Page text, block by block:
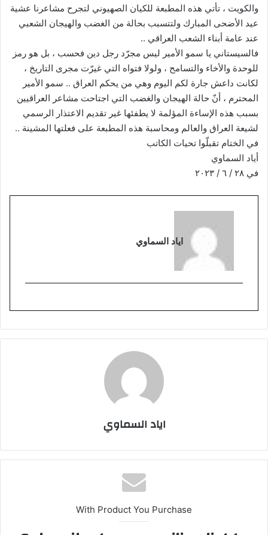
والكويت ، تأتي هذه المطبعة للكيان الصهيوني لتجرح مشاعرنا عشية
عيد الأضحى المبارك ولتتسبب بحالة من الغضب والهيجان الشعبي
عند عامة أبناء الشعب العراقي ..
فالسيستاني يا سمو الأمير ليس مجرّد رجل دين فحسب ، بل هو رمز
للوحدة والأخاء والتسامح ، ولولا فتواه التي غيرّت مجرى التاريخ ،
لكانت داعش جارة لكم اليوم وهي من يحكم العراق .. سمو الأمير
المحترم ، أنّ حالة الهيجان والغضب التي اجتاحت مشاعر العراقيين
بسبب هذه الإساءة المؤلمة لا يطفئها غير تقديم الاعتذار الرسمي
لشيعة العراق والعالم ومحاسبة هذه المطبعة على فعلتها المشينة ..
في الختام تقبلّوا تحيات الكاتب
أياد السماوي
في ٢٨ / ٦ / ٢٠٢٣
اياد السماوي
اياد السماوي
With Product You Purchase